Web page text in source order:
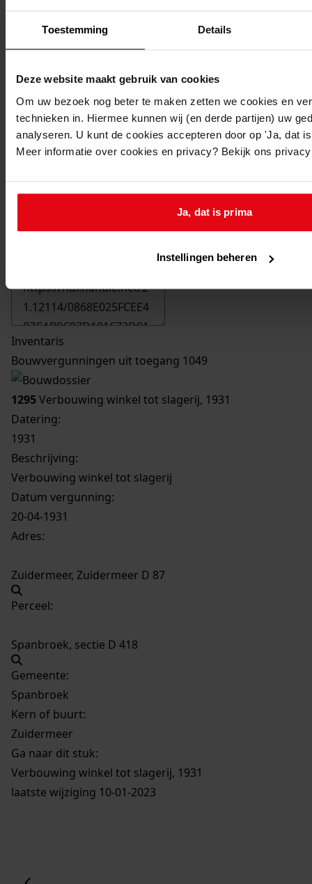
Toestemming Details
Deze website maakt gebruik van cookies
Om uw bezoek nog beter te maken zetten we cookies en
technieken in. Hiermee kunnen wij (en derde partijen) uw
analyseren. U kunt de cookies accepteren door op 'Ja, dat
Meer informatie over cookies en privacy? Bekijk ons
Ja, dat is prima
Instellingen beheren
Inventaris
Bouwvergunningen uit toegang 1049
1295Verbouwing winkel tot slagerij, 1931
Datering:
1931
Beschrijving:
Verbouwing winkel tot slagerij
Datum vergunning:
20-04-1931
Adres:
Zuidermeer, Zuidermeer D 87
Perceel:
Spanbroek, sectie D 418
Gemeente:
Spanbroek
Kern of buurt:
Zuidermeer
Ga naar dit stuk:
Verbouwing winkel tot slagerij, 1931
laatste wijziging 10-01-2023